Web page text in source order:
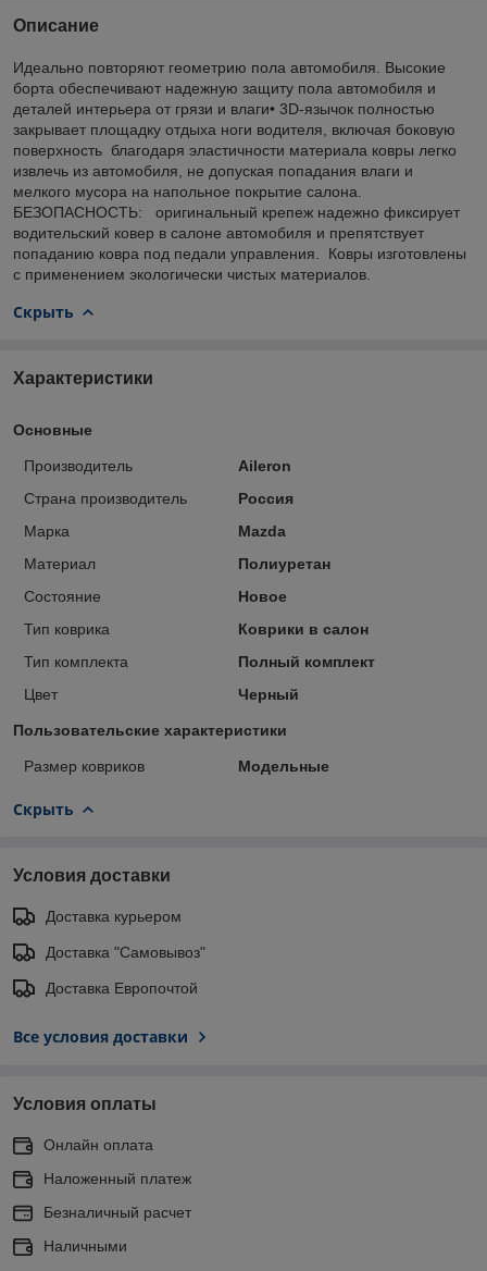
Описание
Идеально повторяют геометрию пола автомобиля. Высокие
борта обеспечивают надежную защиту пола автомобиля и
деталей интерьера от грязи и влаги• 3D-язычок полностью
закрывает площадку отдыха ноги водителя, включая боковую
поверхность благодаря эластичности материала ковры легко
извлечь из автомобиля, не допуская попадания влаги и
мелкого мусора на напольное покрытие салона.
БЕЗОПАСНОСТЬ: оригинальный крепеж надежно фиксирует
водительский ковер в салоне автомобиля и препятствует
попаданию ковра под педали управления. Ковры изготовлены
с применением экологически чистых материалов.
Скрыть
Характеристики
Основные
Производитель
Aileron
Страна производитель
Россия
Марка
Mazda
Материал
Полиуретан
Состояние
Новое
Тип коврика
Коврики в салон
Тип комплекта
Полный комплект
Цвет
Черный
Пользовательские характеристики
Размер ковриков Модельные
Скрыть
Условия доставки
Доставка курьером
Доставка "Самовывоз"
Доставка Европочтой
Все условия доставки
Условия оплаты
Онлайн оплата
Наложенный платеж
Безналичный расчет
Наличными